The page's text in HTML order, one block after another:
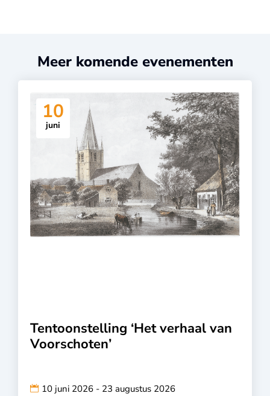
Meer komende evenementen
10
juni
Tentoonstelling ‘Het verhaal van
Voorschoten’
10 juni 2026 - 23 augustus 2026